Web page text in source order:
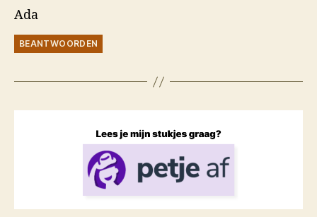
Ada
BEANTWOORDEN